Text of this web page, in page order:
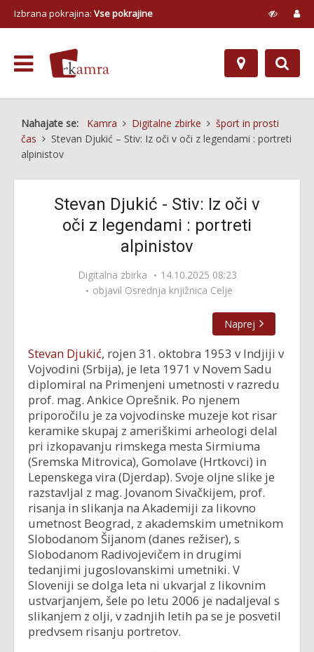
Izbrana pokrajina: Vse pokrajine
Nahajate se: Kamra Digitalne zbirke
šport in prosti
čas
Stevan Djukić – Stiv: Iz oči v oči z legendami : portreti
alpinistov
Stevan Djukić - Stiv: Iz oči v
oči z legendami : portreti
alpinistov
Digitalna zbirka
14.10.2025 08:23
objavil Osrednja knjižnica Celje
Naprej
Stevan Djukić, rojen 31. oktobra 1953 v lndjiji v
Vojvodini (Srbija), je leta 1971 v Novem Sadu
diplomiral na Primenjeni umetnosti v razredu
prof. mag. Ankice Oprešnik. Po njenem
priporočilu je za vojvodinske muzeje kot risar
keramike skupaj z ameriškimi arheologi delal
pri izkopavanju rimskega mesta Sirmiuma
(Sremska Mitrovica), Gomolave (Hrtkovci) in
Lepenskega vira (Djerdap). Svoje oljne slike je
razstavljal z mag. Jovanom Sivačkijem, prof.
risanja in slikanja na Akademiji za likovno
umetnost Beograd, z akademskim umetnikom
Slobodanom Šijanom (danes režiser), s
Slobodanom Radivojevičem in drugimi
tedanjimi jugoslovanskimi umetniki. V
Sloveniji se dolga leta ni ukvarjal z likovnim
ustvarjanjem, šele po letu 2006 je nadaljeval s
slikanjem z olji, v zadnjih letih pa se je posvetil
predvsem risanju portretov.